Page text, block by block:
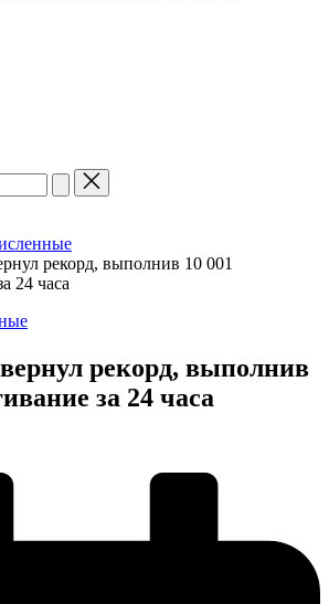
рекорд, выполнив 10 001
24 часа
рекорд, выполнив
за 24 часа